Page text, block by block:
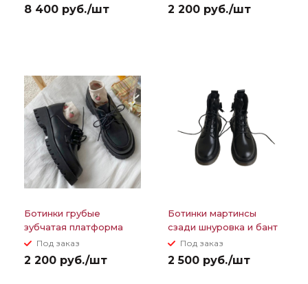
8 400 руб./шт 2 200 руб./шт
Ботинки грубые
зубчатая платформа
Под заказ
2 200 руб./шт
Ботинки мартинсы
сзади шнуровка и бант
Под заказ
2 500 руб./шт